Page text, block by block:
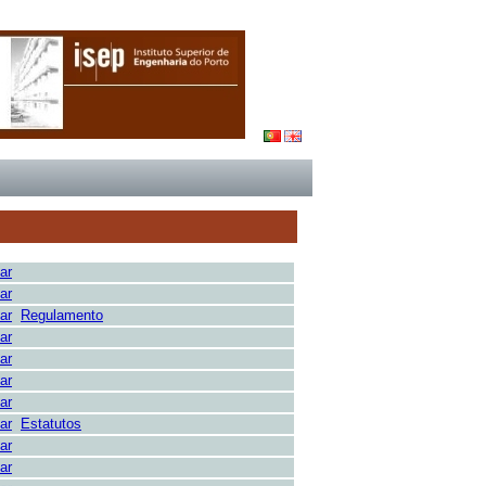
Regulamento
Estatutos